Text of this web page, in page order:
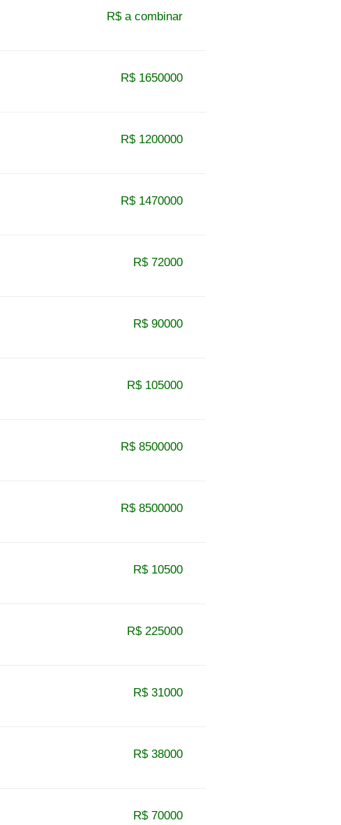
R$ a combinar
R$ 1650000
R$ 1200000
R$ 1470000
R$ 72000
R$ 90000
R$ 105000
R$ 8500000
R$ 8500000
R$ 10500
R$ 225000
R$ 31000
R$ 38000
R$ 70000